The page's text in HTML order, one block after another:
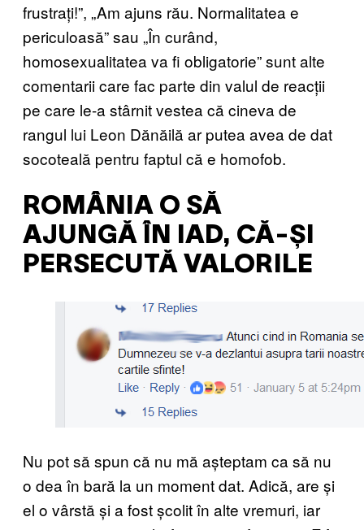
frustrați!”, „Am ajuns rău. Normalitatea e
periculoasă” sau „În curând,
homosexualitatea va fi obligatorie” sunt alte
comentarii care fac parte din valul de reacții
pe care le-a stârnit vestea că cineva de
rangul lui Leon Dănăilă ar putea avea de dat
socoteală pentru faptul că e homofob.
ROMÂNIA O SĂ
AJUNGĂ ÎN IAD, CĂ-ȘI
PERSECUTĂ VALORILE
Nu pot să spun că nu mă așteptam ca să nu
o dea în bară la un moment dat. Adică, are și
el o vârstă și a fost școlit în alte vremuri, iar